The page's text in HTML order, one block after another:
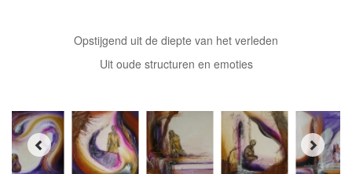
Opstijgend uit de diepte van het verleden
Uit oude structuren en emoties